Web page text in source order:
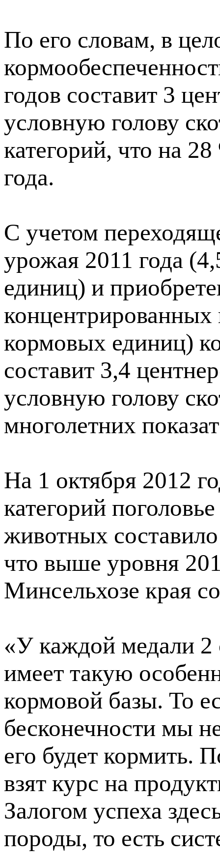
По его словам, в
годов составит 3
условную голову
категорий, что на
года.
С учетом
урожая 2011 года
единиц) и
кормовых единиц)
составит 3,4
условную голову
многолетних
На 1 октября 2012
категорий
животных
что выше уровня
Минсельхозе края
«У каждой медали 2
имеет такую
кормовой базы. То
бесконечности мы
его будет кормить.
взят курс на
Залогом успеха
породы, то есть